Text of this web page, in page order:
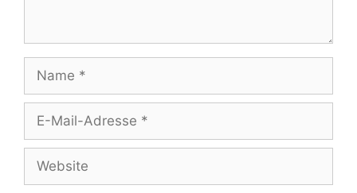
Mail-
Adresse